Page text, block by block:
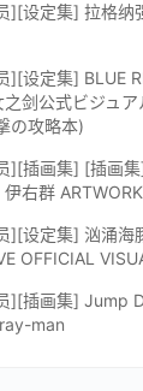
][设定集] 拉格纳
][设定集] BLUE
之剑公式ビジュ
の攻略本)
][插画集] [插画
伊右群
][设定集] 汹涌海
OFFICIAL
][插画集] Jump
man